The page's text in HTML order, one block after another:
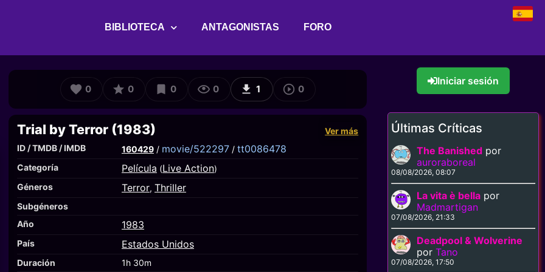
BIBLIOTECA ANTAGONISTAS FORO
0 0 0 0 1 0
Trial by Terror (1983)
Ver más
ID / TMDB / IMDB
160429 / movie/522297 / tt0086478
Categoría Película (Live Action)
Géneros
Terror, Thriller
Subgéneros
Año
1983
País Estados Unidos
Duración
1h 30m
Iniciar sesión
Últimas Críticas
The Banished por
auroraboreal
08/08/2026, 08:07
La vita è bella por
Madmartigan
07/08/2026, 21:33
Deadpool & Wolverine
porTano
07/08/2026, 17:50